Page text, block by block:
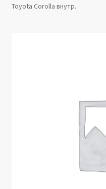
Витрина
Юридические данные
Toyota Corolla внутр.